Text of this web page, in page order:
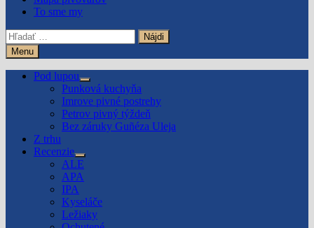
To sme my
Hľadať:
Menu
Pod lupou
Show
sub
menu
Punková kuchyňa
Imrove pivné postrehy
Petrov pivný týždeň
Bez záruky Guñéza Uleja
Z trhu
Recenzie
Show
sub
menu
ALE
APA
IPA
Kyseláče
Ležiaky